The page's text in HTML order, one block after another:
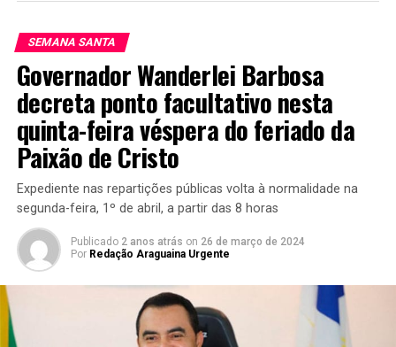
SEMANA SANTA
Governador Wanderlei Barbosa
decreta ponto facultativo nesta
quinta-feira véspera do feriado da
Paixão de Cristo
Expediente nas repartições públicas volta à normalidade na
segunda-feira, 1º de abril, a partir das 8 horas
Publicado 2 anos atrás on 26 de março de 2024
Por Redação Araguaina Urgente